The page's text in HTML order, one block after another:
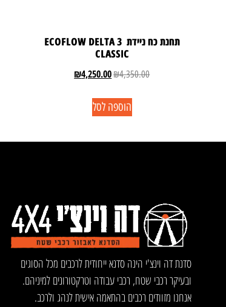
תחנת כח ניידת ECOFLOW DELTA 3
CLASSIC
₪4,350.00
₪4,250.00
הוספה לסל
סדנת דה וינצ'י הינה סדנא ייחודית לרכבים מכל הסוגים
ובעיקר רכבי שטח, רכבי עבודה וטרקטורונים למיניהם.
אנחנו מזוודים רכבים בהתאמה אישית לנהג ולרכב.